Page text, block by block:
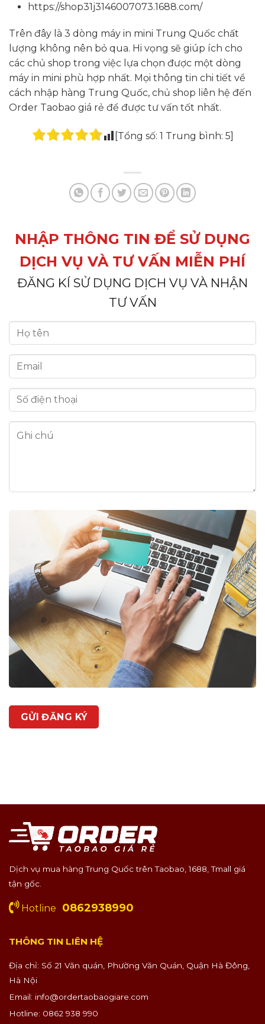
https://shop31j3146007073.1688.com/
Trên đây là 3 dòng máy in mini Trung Quốc chất
lượng không nên bỏ qua. Hi vọng sẽ giúp ích cho
các chủ shop trong việc lựa chọn được một dòng
máy in mini phù hợp nhất. Mọi thông tin chi tiết về
cách nhập hàng Trung Quốc, chủ shop liên hệ đến
Order Taobao giá rẻ để được tư vấn tốt nhất.
[Tổng số: 1 Trung bình: 5
NHẬP THÔNG TIN ĐỂ SỬ DỤNG
DỊCH VỤ VÀ TƯ VẤN MIỄN PHÍ
ĐĂNG KÍ SỬ DỤNG DỊCH VỤ VÀ NHẬN
TƯ VẤN
Dịch vụ mua hàng Trung Quốc trên Taobao, 1688, Tmall giá
tận gốc.
Hotline 0862938990
THÔNG TIN LIÊN HỆ
Địa chỉ: Số 21 Văn quán, Phường Văn Quán, Quận Hà Đông,
Hà Nội
Email: info@ordertaobaogiare.com
Hotline: 0862 938 990